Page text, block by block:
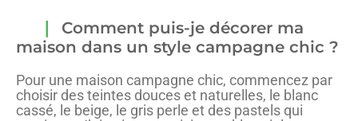
Comment puis-je décorer ma
maison dans un style campagne chic ?
Pour une maison campagne chic, commencez par
choisir des teintes douces et naturelles, le blanc
cassé, le beige, le gris perle et des pastels qui